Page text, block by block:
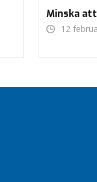
Minska
12